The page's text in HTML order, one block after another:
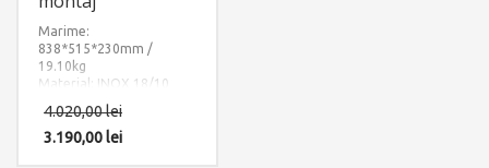
Marime:
838*515*230mm /
19.10kg
Material: INOX 18/10
Componente: Chiuveta
Afrodita XL cu 5
4.020,00lei
3.190,00lei